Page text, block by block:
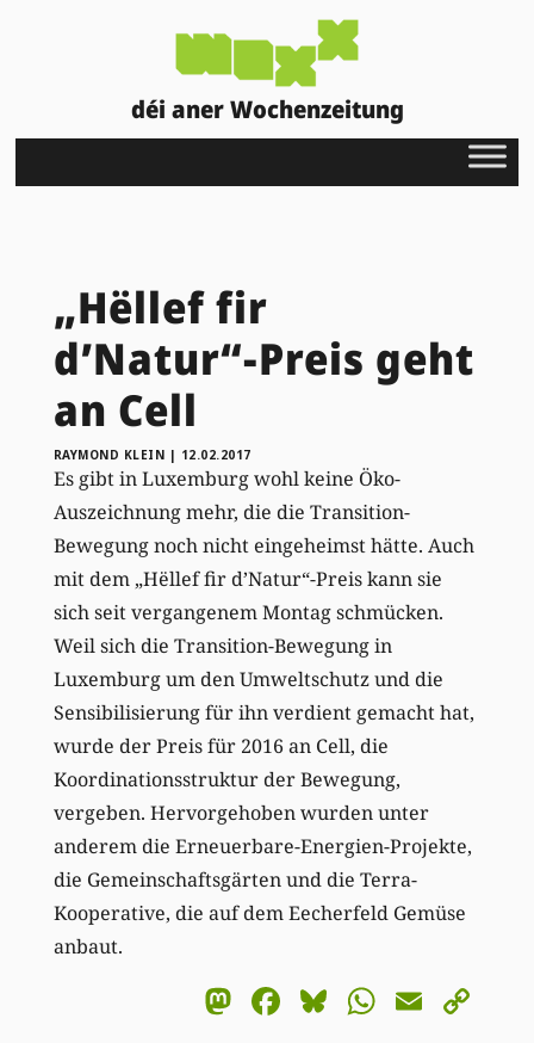
déi aner Wochenzeitung
„Hëllef fir
d’Natur“-Preis geht
an Cell
RAYMOND KLEIN | 12.02.2017
Es gibt in Luxemburg wohl keine Öko-
Auszeichnung mehr, die die Transition-
Bewegung noch nicht eingeheimst hätte. Auch
mit dem „Hëllef fir d’Natur“-Preis kann sie
sich seit vergangenem Montag schmücken.
Weil sich die Transition-Bewegung in
Luxemburg um den Umweltschutz und die
Sensibilisierung für ihn verdient gemacht hat,
wurde der Preis für 2016 an Cell, die
Koordinationsstruktur der Bewegung,
vergeben. Hervorgehoben wurden unter
anderem die Erneuerbare-Energien-Projekte,
die Gemeinschaftsgärten und die Terra-
Kooperative, die auf dem Eecherfeld Gemüse
anbaut.
Mastodon
Facebook
BlueskyEmail